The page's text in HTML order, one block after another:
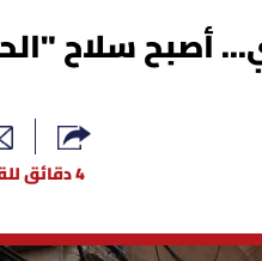
أصبح سلاح
4 دقائق للقراءة